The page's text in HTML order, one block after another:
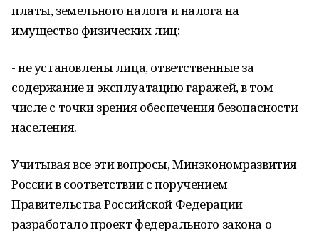
платы, земельного налога и налога на
имущество физических лиц;
- не установлены лица, ответственные за
содержание и эксплуатацию гаражей, в том
числе с точки зрения обеспечения безопасности
населения.
Учитывая все эти вопросы, Минэкономразвития
России в соответствии с поручением
Правительства Российской Федерации
разработало проект федерального закона о